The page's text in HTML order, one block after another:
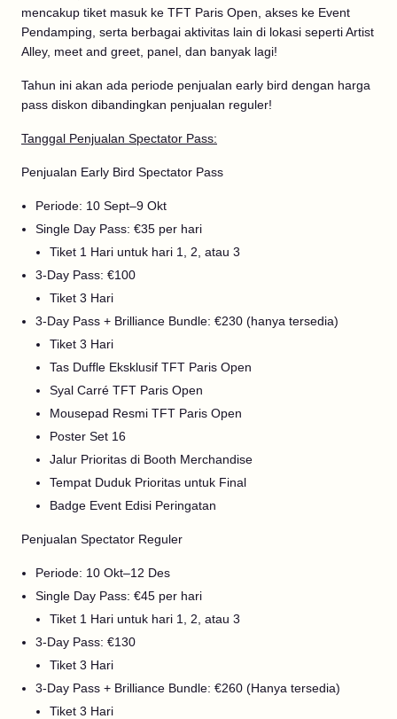
mencakup tiket masuk ke TFT Paris Open, akses ke Event
Pendamping, serta berbagai aktivitas lain di lokasi seperti Artist
Alley, meet and greet, panel, dan banyak lagi!
Tahun ini akan ada periode penjualan early bird dengan harga
pass diskon dibandingkan penjualan reguler!
Tanggal Penjualan Spectator Pass:
Penjualan Early Bird Spectator Pass
Periode: 10 Sept–9 Okt
Single Day Pass: €35 per hari
Tiket 1 Hari untuk hari 1, 2, atau 3
3-Day Pass: €100
Tiket 3 Hari
3-Day Pass + Brilliance Bundle: €230 (hanya tersedia)
Tiket 3 Hari
Tas Duffle Eksklusif TFT Paris Open
Syal Carré TFT Paris Open
Mousepad Resmi TFT Paris Open
Poster Set 16
Jalur Prioritas di Booth Merchandise
Tempat Duduk Prioritas untuk Final
Badge Event Edisi Peringatan
Penjualan Spectator Reguler
Periode: 10 Okt–12 Des
Single Day Pass: €45 per hari
Tiket 1 Hari untuk hari 1, 2, atau 3
3-Day Pass: €130
Tiket 3 Hari
3-Day Pass + Brilliance Bundle: €260 (Hanya tersedia)
Tiket 3 Hari